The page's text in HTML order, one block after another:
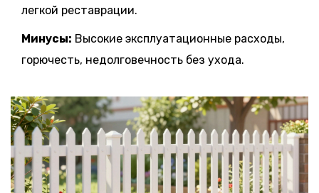
легкой реставрации.
Минусы: Высокие эксплуатационные расходы,
горючесть, недолговечность без ухода.